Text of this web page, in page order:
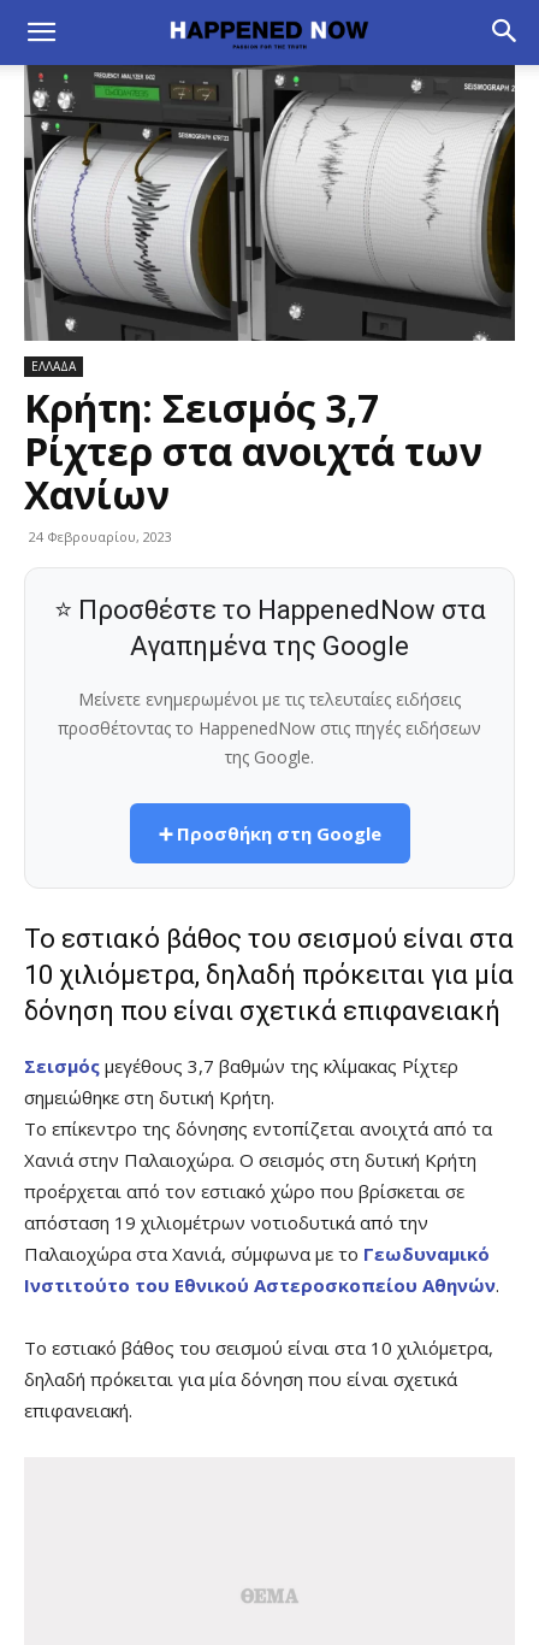
ΕΛΛΑΔΑ
Κρήτη: Σεισμός 3,7
Ρίχτερ στα ανοιχτά των
Χανίων
24 Φεβρουαρίου, 2023
⭐ Προσθέστε το HappenedNow στα
Αγαπημένα της Google
Μείνετε ενημερωμένοι με τις τελευταίες ειδήσεις
προσθέτοντας το HappenedNow στις πηγές ειδήσεων
της Google.
➕ Προσθήκη στη Google
Το εστιακό βάθος του σεισμού είναι στα
10 χιλιόμετρα, δηλαδή πρόκειται για μία
δόνηση που είναι σχετικά επιφανειακή
Σεισμός μεγέθους 3,7 βαθμών της κλίμακας Ρίχτερ
σημειώθηκε στη δυτική Κρήτη.
Το επίκεντρο της δόνησης εντοπίζεται ανοιχτά από τα
Χανιά στην Παλαιοχώρα. Ο σεισμός στη δυτική Κρήτη
προέρχεται από τον εστιακό χώρο που βρίσκεται σε
απόσταση 19 χιλιομέτρων νοτιοδυτικά από την
Παλαιοχώρα στα Χανιά, σύμφωνα με το Γεωδυναμικό
Ινστιτούτο του Εθνικού Αστεροσκοπείου Αθηνών.
Το εστιακό βάθος του σεισμού είναι στα 10 χιλιόμετρα,
δηλαδή πρόκειται για μία δόνηση που είναι σχετικά
επιφανειακή.